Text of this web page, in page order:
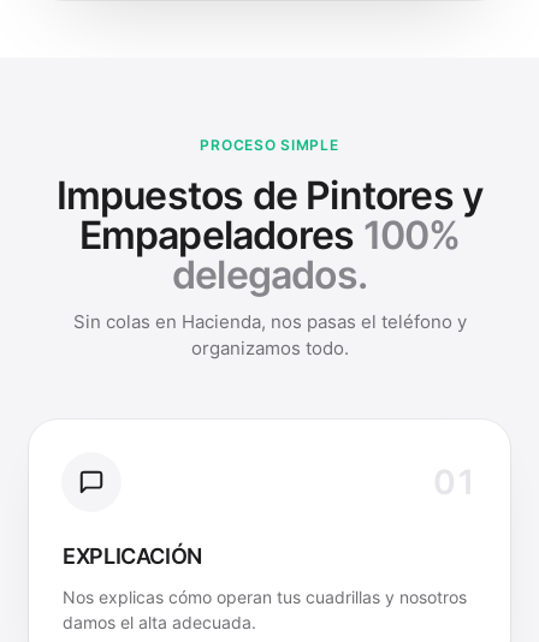
PROCESO SIMPLE
Impuestos de Pintores y
Empapeladores 100%
delegados.
Sin colas en Hacienda, nos pasas el teléfono y
organizamos todo.
01
EXPLICACIÓN
Nos explicas cómo operan tus cuadrillas y nosotros
damos el alta adecuada.